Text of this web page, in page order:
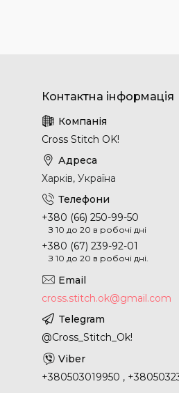
Cross Stitch OK!
Харків, Україна
+380 (66) 250-99-50
З 10 до 20 в робочі дні
+380 (67) 239-92-01
З 10 до 20 в робочі дні.
cross.stitch.ok@gmail.com
@Cross_Stitch_Ok!
+380503019950 ,